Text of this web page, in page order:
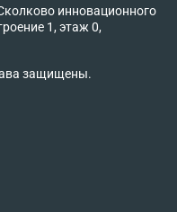
инновационного
1, этаж 0,
защищены.